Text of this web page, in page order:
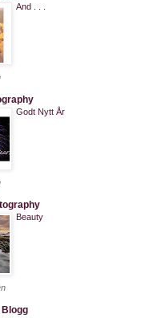
And . . .
Godt Nytt År
Beauty
Blogg